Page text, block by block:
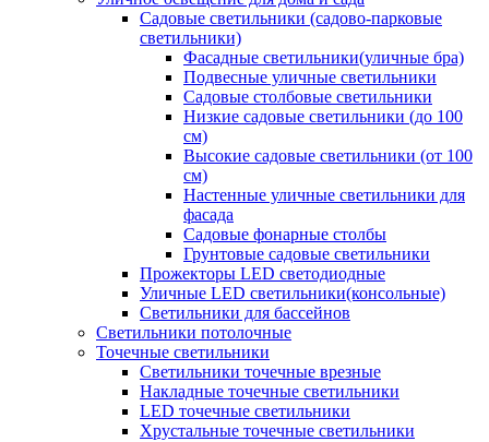
Садовые светильники (садово-парковые
светильники)
Фасадные светильники(уличные бра)
Подвесные уличные светильники
Садовые столбовые светильники
Низкие садовые светильники (до 100
см)
Высокие садовые светильники (от 100
см)
Настенные уличные светильники для
фасада
Садовые фонарные столбы
Грунтовые садовые светильники
Прожекторы LED светодиодные
Уличные LED светильники(консольные)
Светильники для бассейнов
Светильники потолочные
Точечные светильники
Светильники точечные врезные
Накладные точечные светильники
LED точечные светильники
Хрустальные точечные светильники